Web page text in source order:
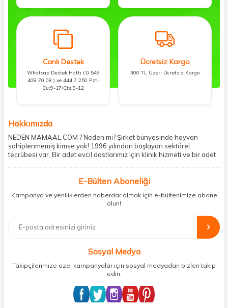
Canlı Destek
Whatsap Destek Hattı ( 0 549
408 70 08 ) ve 444 7 250 Pzt-
Cu:9-17/Cts:9-12
Ücretsiz Kargo
300 TL Üzeri Ücretsiz Kargo
Hakkımızda
NEDEN MAMAAL.COM ? Neden mi? Şirket bünyesinde hayvan
sahiplenmemiş kimse yok! 1996 yılından başlayan sektörel
tecrübesi var. Bir adet evcil dostlarımız için klinik hizmeti ve bir adet
mobil şubesi ile tüketicilerine en hızlı ve güvenilir teslimatı garanti
etmektedir. Havale-EFT ve kredi kartı gibi ödeme seçenekleri ile
müşterilerini ödeme hususunda imkan sağlamıştır. Sosyal
sorumluluğu kesinlikle es geçmeyerek, mamaal.com üzerinden satışı
yapılan her ürün için sokak hayvanlarına aylık ve düzenli olarak
bağış işlemi gerçekleştirmektedir.
E-Bülten Aboneliği
Kampanya ve yeniliklerden haberdar olmak için e-bültenimize abone
olun!
Sosyal Medya
Takipçilerimize özel kampanyalar için sosyal medyadan bizleri takip
edin.